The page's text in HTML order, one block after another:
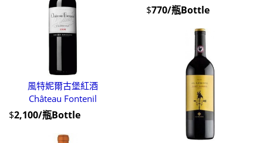
$770/瓶Bottle
風特妮爾古堡紅酒
Château Fontenil
$2,100/瓶Bottle